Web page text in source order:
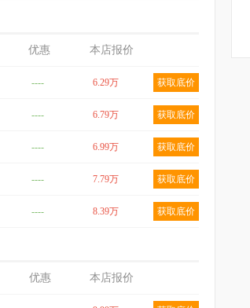
优惠 本店报价
---- 6.29万 获取底价
---- 6.79万 获取底价
---- 6.99万 获取底价
---- 7.79万 获取底价
---- 8.39万 获取底价
优惠 本店报价